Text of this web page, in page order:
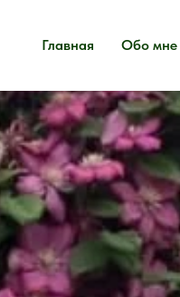
Главная Обо мне